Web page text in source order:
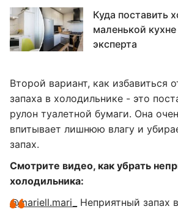
Куда поставить
маленькой
эксперта
Второй вариант, как избавиться
запаха в холодильнике - это
рулон туалетной бумаги. Она
впитывает лишнюю влагу и
запах.
Смотрите видео, как убрать
холодильника:
@mariell.mari_
Неприятный запах